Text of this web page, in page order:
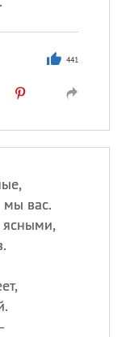
441
вас.
ясными,